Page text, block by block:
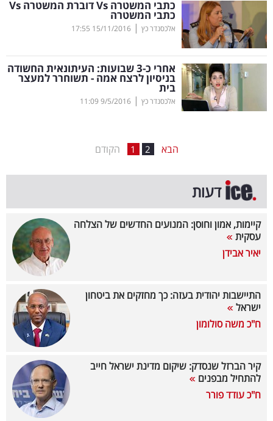
בריאות
תרבות
ופנאי
תיירות
המילון
הכלכלי
פודקאסט
40
כתבי המשטרה Vsדוברת המשטרה Vs
כתבי המשטרה
אלכסנדר כץ |
15/11/2016
17:55
אחרי כ-3 שבועות: העיתונאית החשודה
בניסיון לרצח אמה - תשוחרר למעצר
בית
אלכסנדר כץ |
9/5/2016
11:09
הקודם 1 2 הבא
דעות
קיימות, אמון וחוסן: המנועים החדשים של הצלחה
עסקית
יאיר אבידן
התיישבות יהודית בעזה: כך מחזקים את ביטחון
ישראל
ח"כ משה סולומון
קיר הברזל שנסדק: שיקום מדינת ישראל חייב
להתחיל מבפנים
ח"כ עודד פורר